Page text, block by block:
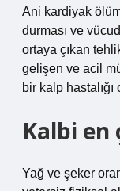
Ani kardiyak
durması ve
ortaya çıkan
gelişen ve acil
bir kalp
Kalbi
Yağ ve şeker